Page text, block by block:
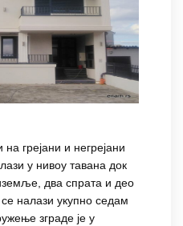
грејани и негрејани
у нивоу тавана док
два спрата и део
налази укупно седам
зграде је у